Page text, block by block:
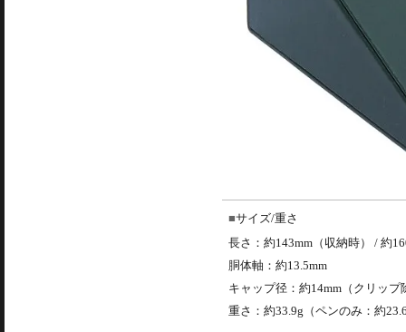
サイズ/重さ
長さ：約143mm（収納時） / 約
胴体軸：約13.5mm
キャップ径：約14mm（クリップ
重さ：約33.9g（ペンのみ：約